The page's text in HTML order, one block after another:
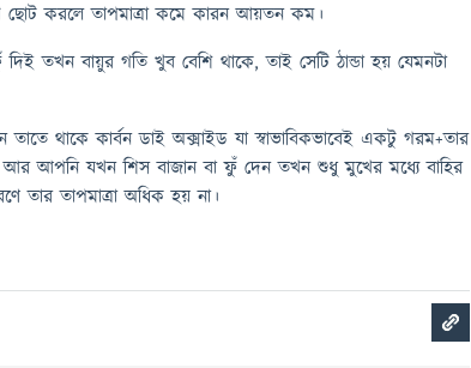
করলে তাপমাত্রা কমে কারন আয়তন কম।
তখন বায়ুর গতি খুব বেশি থাকে, তাই সেটি ঠান্ডা হয় যেমনটা
থাকে কার্বন ডাই অক্সাইড যা স্বাভাবিকভাবেই একটু গরম+তার
আর আপনি যখন শিস বাজান বা ফুঁ দেন তখন শুধু মুখের মধ্যে বাহির
তার তাপমাত্রা অধিক হয় না।